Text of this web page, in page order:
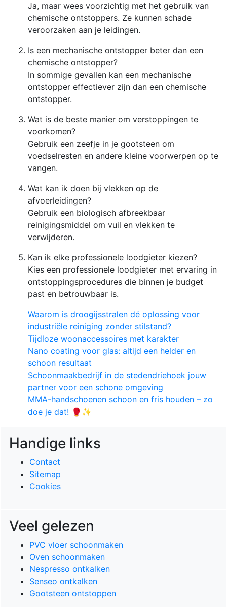
Ja, maar wees voorzichtig met het gebruik van
chemische ontstoppers. Ze kunnen schade
veroorzaken aan je leidingen.
Is een mechanische ontstopper beter dan een
chemische ontstopper?
In sommige gevallen kan een mechanische
ontstopper effectiever zijn dan een chemische
ontstopper.
Wat is de beste manier om verstoppingen te
voorkomen?
Gebruik een zeefje in je gootsteen om
voedselresten en andere kleine voorwerpen op te
vangen.
Wat kan ik doen bij vlekken op de
afvoerleidingen?
Gebruik een biologisch afbreekbaar
reinigingsmiddel om vuil en vlekken te
verwijderen.
Kan ik elke professionele loodgieter kiezen?
Kies een professionele loodgieter met ervaring in
ontstoppingsprocedures die binnen je budget
past en betrouwbaar is.
Waarom is droogijsstralen dé oplossing voor
industriële reiniging zonder stilstand?
Tijdloze woonaccessoires met karakter
Nano coating voor glas: altijd een helder en
schoon resultaat
Schoonmaakbedrijf in de stedendriehoek jouw
partner voor een schone omgeving
MMA-handschoenen schoon en fris houden – zo
doe je dat! 🥊✨
Handige links
Contact
Sitemap
Cookies
Veel gelezen
PVC vloer schoonmaken
Oven schoonmaken
Nespresso ontkalken
Senseo ontkalken
Gootsteen ontstoppen